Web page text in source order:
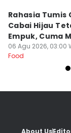
Rahasia Tumis
Cabai Hijau
Empuk, Cuma
Menit!
06 Agu 2026, 03:00
Food
About Us